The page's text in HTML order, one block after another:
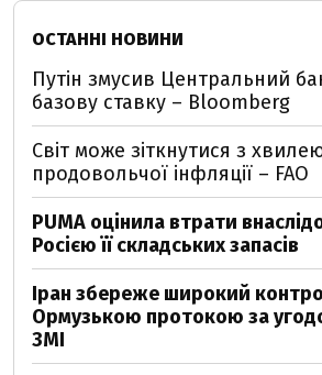
ОСТАННІ НОВИНИ
Путін змусив Центральний
базову ставку – Bloomberg
Світ може зіткнутися з
продовольчої інфляції – FAO
PUMA оцінила втрати
Росією її складських запасів
Іран збереже широкий
Ормузькою протокою за
ЗМІ